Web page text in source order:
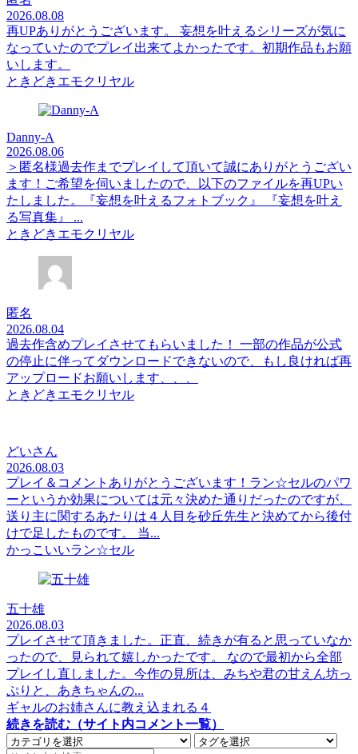
2026.08.08
再UPありがとうございます。 妄想を叶えるシリーズが気に
なっていたのでプレイ出来てよかったです。初期作品もお願
いします。
ときどきエモクリヤル
Danny-A
2026.08.06
＞匿名様過去作までプレイして頂いて誠にありがとうござい
ます！ご希望を伺いましたので、以下のファイルを再UPい
たしました。『妄想を叶えるフォトブック』 『妄想を叶え
る写真集』 ...
ときどきエモクリヤル
匿名
2026.08.04
過去作含めプレイさせてもらいました！ 一部の作品が公式
の停止に伴ってダウンロードできないので、もし良ければ再
アップロードお願いします、、、
ときどきエモクリヤル
どいさん
2026.08.03
プレイ＆コメントありがとうございます！ラン☆セルのパワ
ーというか効果については元々決めた通りだったのですが、
送り主に関するあたりは４人目を砂丘先生と決めてから後付
けで足したものです。 当...
かっこいいラン☆セル
五十雄
2026.08.03
プレイさせて頂きました。正直、続きが有ると思っていなか
ったので、見られて嬉しかったです。 なので最初から全部
プレイし直しました。今作の見所は、みちや君の甘えん坊っ
ぷりと、あきちゃんの...
ギャルのお姉さんに教え込まれる４
続きを読む（サイト内コメント一覧）